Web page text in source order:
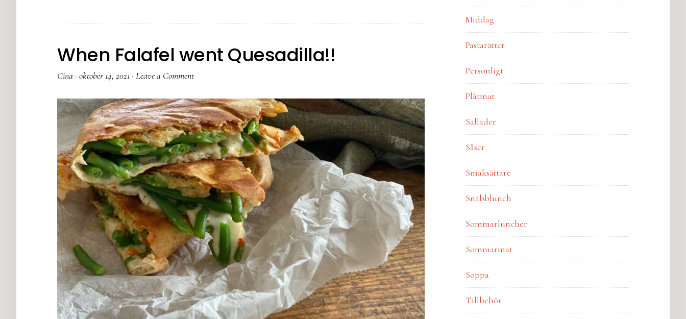
When Falafel went Quesadilla!!
Cina · oktober 14, 2021 · Leave a Comment
Middag
Pastarätter
Personligt
Plåtmat
Sallader
Såser
Smaksättare
Snabblunch
Sommarluncher
Sommarmat
Soppa
Tillbehör